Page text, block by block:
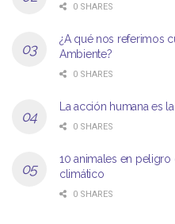
0 SHARES
¿A qué nos referimos
Ambiente?
0 SHARES
La acción humana es
0 SHARES
10 animales en
climático
0 SHARES